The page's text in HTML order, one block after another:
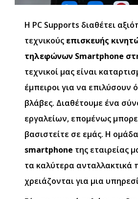
Η PC Supports διαθέτει
τεχνικούς επισκευής
τηλεφώνων Smartphone
τεχνικοί μας είναι
έμπειροι για να επιλύσουν
βλάβες. Διαθέτουμε ένα
εργαλείων, επομένως
βασιστείτε σε εμάς. Η ομάδα
smartphone της εταιρείας
τα καλύτερα ανταλλακτικά
χρειάζονται για μια